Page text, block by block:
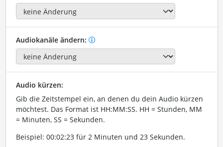
Audiokanäle ändern:
Audio kürzen:
Gib die Zeitstempel ein, an denen du dein Audio kürzen
möchtest. Das Format ist HH:MM:SS. HH = Stunden, MM
= Minuten, SS = Sekunden.
Beispiel: 00:02:23 für 2 Minuten und 23 Sekunden.